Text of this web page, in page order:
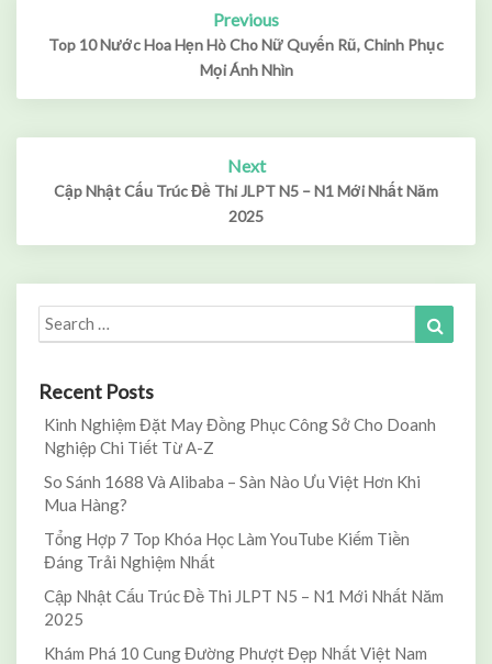
navigation
Previous
Top 10 Nước Hoa Hẹn Hò Cho Nữ Quyến Rũ, Chinh Phục
Mọi Ánh Nhìn
Next
Cập Nhật Cấu Trúc Đề Thi JLPT N5 – N1 Mới Nhất Năm
2025
Search
for:
Recent Posts
Kinh Nghiệm Đặt May Đồng Phục Công Sở Cho Doanh
Nghiệp Chi Tiết Từ A-Z
So Sánh 1688 Và Alibaba – Sàn Nào Ưu Việt Hơn Khi
Mua Hàng?
Tổng Hợp 7 Top Khóa Học Làm YouTube Kiếm Tiền
Đáng Trải Nghiệm Nhất
Cập Nhật Cấu Trúc Đề Thi JLPT N5 – N1 Mới Nhất Năm
2025
Khám Phá 10 Cung Đường Phượt Đẹp Nhất Việt Nam